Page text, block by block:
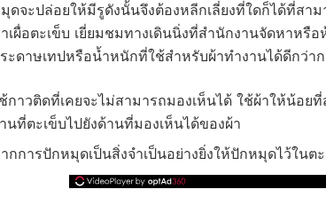
ดจะปล่อยให้มีรูดังนั้นจึงต้องหลีกเลี่ยงที่ใดก็ได้ที่สา
เผื่อตะเข็บ เยี่ยมชมทางเดินนิ่งที่สำนักงานจัดหาห
ะดาษเทปหรือน้ำหนักที่ใช้สำหรับผ้าทำงานได้ดีกว่า
กาวติดที่เคยจะไม่สามารถมองเห็นได้ ใช้ผ้าให้น้อย
นที่ตะเข็บไปยังด้านที่มองเห็นได้ของผ้า
กการปักหมุดเป็นสิ่งจำเป็นอย่างยิ่งให้ปักหมุดไว้ใน